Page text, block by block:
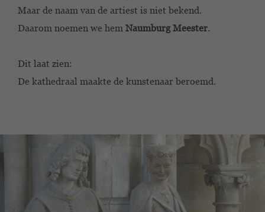
Maar de naam van de artiest is niet bekend.
Daarom noemen we hem Naumburg Meester.
Dit laat zien:
De kathedraal maakte de kunstenaar beroemd.